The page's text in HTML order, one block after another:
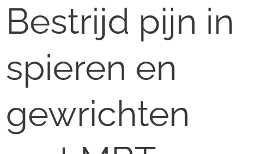
Bestrijd pijn in
spieren en
gewrichten